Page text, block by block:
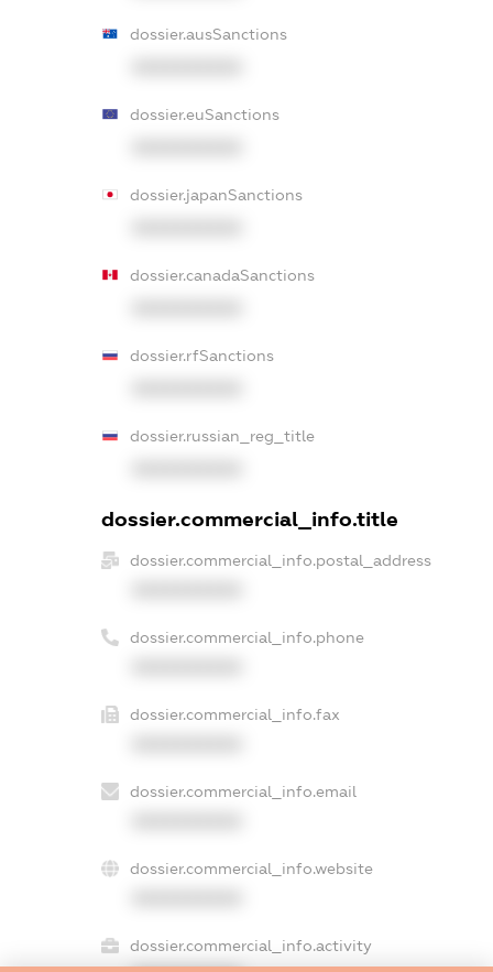
dossier.ausSanctions
dossier.euSanctions
dossier.japanSanctions
dossier.canadaSanctions
dossier.rfSanctions
dossier.russian_reg_title
dossier.commercial_info.title
dossier.commercial_info.postal_address
dossier.commercial_info.phone
dossier.commercial_info.fax
dossier.commercial_info.email
dossier.commercial_info.website
dossier.commercial_info.activity